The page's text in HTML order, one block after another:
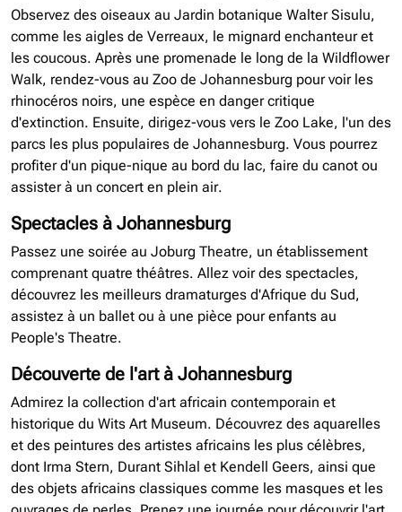
Observez des oiseaux au Jardin botanique Walter Sisulu,
comme les aigles de Verreaux, le mignard enchanteur et
les coucous. Après une promenade le long de la Wildflower
Walk, rendez-vous au Zoo de Johannesburg pour voir les
rhinocéros noirs, une espèce en danger critique
d'extinction. Ensuite, dirigez-vous vers le Zoo Lake, l'un des
parcs les plus populaires de Johannesburg. Vous pourrez
profiter d'un pique-nique au bord du lac, faire du canot ou
assister à un concert en plein air.
Spectacles à Johannesburg
Passez une soirée au Joburg Theatre, un établissement
comprenant quatre théâtres. Allez voir des spectacles,
découvrez les meilleurs dramaturges d'Afrique du Sud,
assistez à un ballet ou à une pièce pour enfants au
People's Theatre.
Découverte de l'art à Johannesburg
Admirez la collection d'art africain contemporain et
historique du Wits Art Museum. Découvrez des aquarelles
et des peintures des artistes africains les plus célèbres,
dont Irma Stern, Durant Sihlal et Kendell Geers, ainsi que
des objets africains classiques comme les masques et les